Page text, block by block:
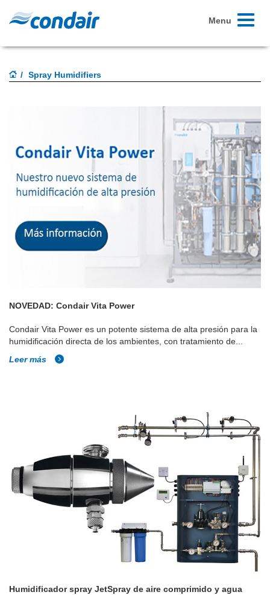
Toggle
Menu
Spray Humidifiers
NOVEDAD: Condair Vita Power
Condair Vita Power es un potente sistema de alta presión para la
humidificación directa de los ambientes, con tratamiento de...
Leer más
Humidificador spray JetSpray de aire comprimido y agua